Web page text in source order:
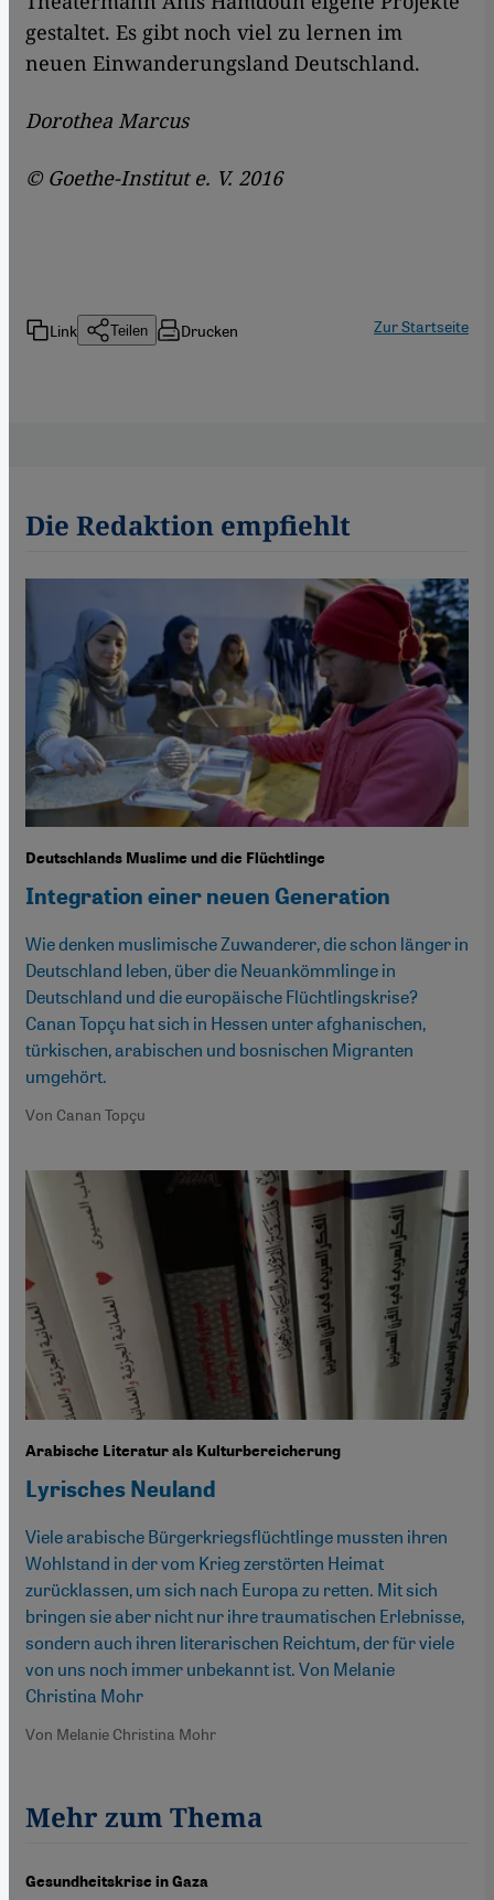
gestaltet. Es gibt noch viel zu lernen im
neuen Einwanderungsland Deutschland.
Dorothea Marcus
© Goethe-Institut e. V. 2016
Link Teilen Drucken Zur Startseite
Die Redaktion empfiehlt
Deutschlands Muslime und die Flüchtlinge
Integration einer neuen Generation
Wie denken muslimische Zuwanderer, die schon länger in
Deutschland leben, über die Neuankömmlinge in
Deutschland und die europäische Flüchtlingskrise?
Canan Topçu hat sich in Hessen unter afghanischen,
türkischen, arabischen und bosnischen Migranten
umgehört.
Von Canan Topçu
Arabische Literatur als Kulturbereicherung
Lyrisches Neuland
Viele arabische Bürgerkriegsflüchtlinge mussten ihren
Wohlstand in der vom Krieg zerstörten Heimat
zurücklassen, um sich nach Europa zu retten. Mit sich
bringen sie aber nicht nur ihre traumatischen Erlebnisse,
sondern auch ihren literarischen Reichtum, der für viele
von uns noch immer unbekannt ist. Von Melanie
Christina Mohr
Von Melanie Christina Mohr
Mehr zum Thema
Gesundheitskrise in Gaza